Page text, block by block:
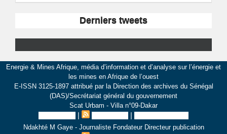
Derniers tweets
Energie & Mines Afrique, média d’information et d’analyse sur l’énergie et
les mines en Afrique de l’ouest
E-ISSN 3125-1897 attribué par la Direction des archives du Sénégal
(DAS)/Secrétariat général du gouvernement
Scat Urbam - Villa n°09-Dakar
| |
Ndakhté M Gaye - Journaliste Fondateur Directeur publication